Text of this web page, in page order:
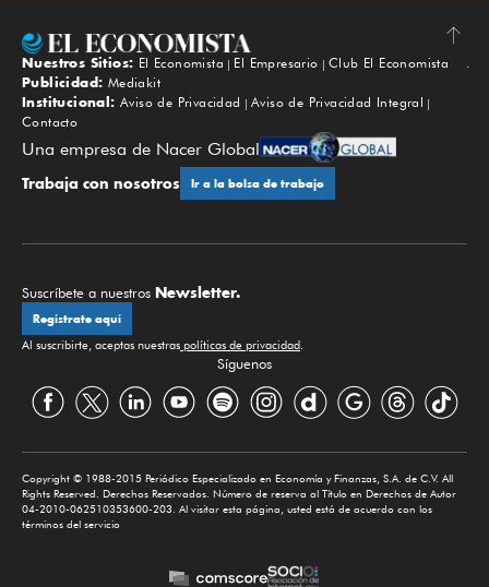
Subir
Nuestros Sitios: El Economista El Empresario
Club El Economista
Publicidad: Mediakit
Institucional: Aviso de Privacidad
Aviso de Privacidad Integral
Contacto
Una empresa de Nacer Global
Trabaja con nosotros Ir a la bolsa de trabajo
Suscríbete a nuestros Newsletter.
Regístrate aquí
Al suscribirte, aceptas nuestras políticas de privacidad
Síguenos
Copyright © 1988-2015 Periódico Especializado en Economía y Finanzas, S.A. de C.V. All
Rights Reserved. Derechos Reservados. Número de reserva al Título en Derechos de Autor
04-2010-062510353600-203. Al visitar esta página, usted está de acuerdo con los
términos del servicio